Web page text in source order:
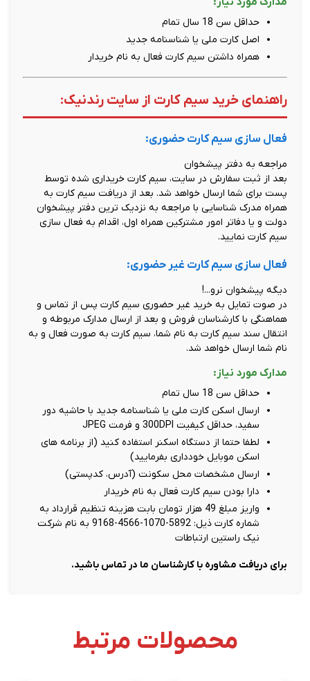
حداقل سن 18 سال تمام
اصل کارت ملی یا شناسنامه جدید
همراه داشتن سیم کارت فعال به نام خریدار
راهنمای خرید سیم کارت از سایت رندنیک:
فعال سازی سیم کارت حضوری:
مراجعه به دفتر پیشخوان
بعد از ثبت سفارش در سایت، سیم کارت خریداری شده توسط
پست برای شما ارسال خواهد شد. بعد از دریافت سیم کارت به
همراه مدرک شناسایی با مراجعه به نزدیک ترین دفتر پیشخوان
دولت و یا دفاتر امور مشترکین همراه اول، اقدام به فعال سازی
سیم کارت نمایید.
فعال سازی سیم کارت غیر حضوری:
دیگه پیشخوان نرو...!
در صوت تمایل به خرید غیر حضوری سیم کارت پس از تماس و
هماهنگی با کارشناسان فروش و بعد از ارسال مدارک مربوطه و
انتقال سند سیم کارت به نام شما، سیم کارت به صورت فعال و به
نام شما ارسال خواهد شد.
مدارک مورد نیاز:
حداقل سن 18 سال تمام
ارسال اسکن کارت ملی یا شناسنامه جدید با حاشیه دور
سفید، حداقل کیفیت 300DPI و فرمت JPEG
لطفا حتما از دستگاه اسکنر استفاده کنید (از برنامه های
اسکن موبایل خودداری بفرمایید)
ارسال مشخصات محل سکونت (آدرس، کدپستی)
دارا بودن سیم کارت فعال به نام خریدار
واریز مبلغ 49 هزار تومان بابت هزینه تنظیم قرارداد به
شماره کارت ذیل: 5892-1070-4566-9168 به نام شرکت
نیک راستین ارتباطات
برای دریافت مشاوره با کارشناسان ما در تماس باشید.
محصولات مرتبط